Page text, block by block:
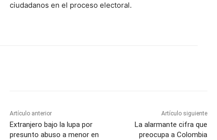
ciudadanos en el proceso electoral.
Artículo anterior
Extranjero bajo la lupa por
presunto abuso a menor en
Artículo siguiente
La alarmante cifra que
preocupa a Colombia